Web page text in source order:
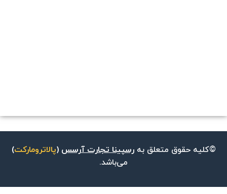
©کلیه حقوق متعلق بهرسپینا تجارت آرسس (پالاترومارکت)
می‌باشد.